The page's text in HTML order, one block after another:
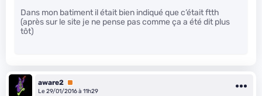
Dans mon batiment il était bien indiqué que c’était ftth
(après sur le site je ne pense pas comme ça a été dit plus
tôt)
aware2 Premium
Le 29/01/2016 à 11h29